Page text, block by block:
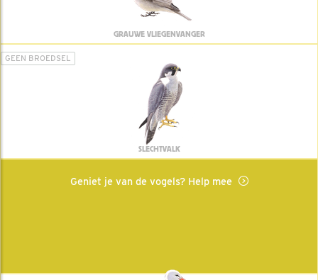
GRAUWE VLIEGENVANGER
GEEN BROEDSEL
SLECHTVALK
Geniet je van de vogels? Help mee